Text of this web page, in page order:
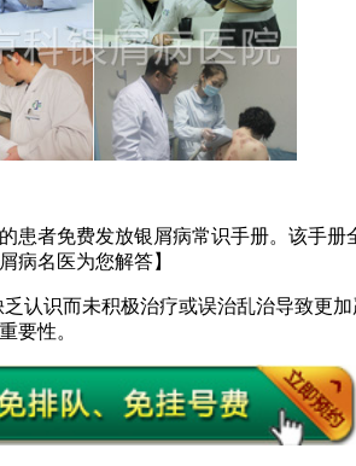
者免费发放银屑病常识手册。该手
病名医为您解答】
认识而未积极治疗或误治乱治导致更
要性。